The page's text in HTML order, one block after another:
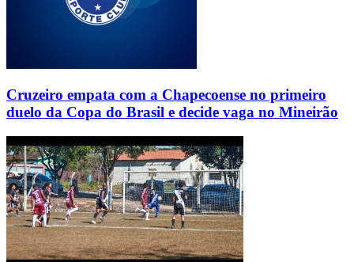
Cruzeiro empata com a Chapecoense no primeiro
duelo da Copa do Brasil e decide vaga no Mineirão